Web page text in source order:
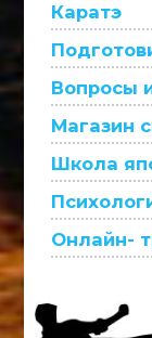
Каратэ
Вопросы
Магазин
Школа
Онлайн-